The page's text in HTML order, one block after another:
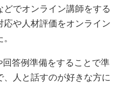
でオンライン講師をする
や人材評価をオンライン
答例準備をすることで準
人と話すのが好きな方に